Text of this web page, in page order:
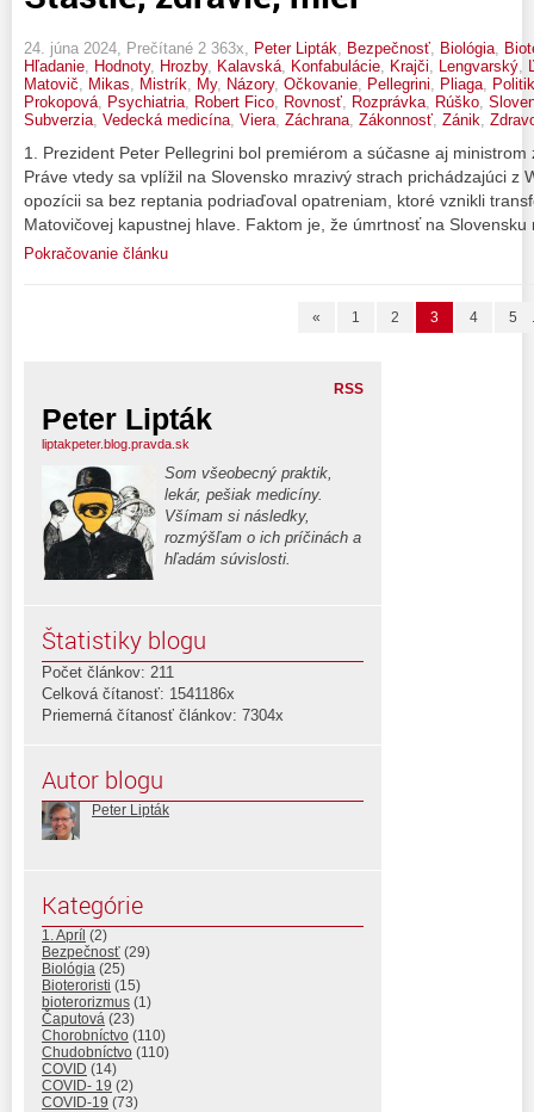
24. júna 2024, Prečítané 2 363x, Peter Lipták, Bezpečnosť, Biológia,
Hľadanie, Hodnoty, Hrozby, Kalavská, Konfabulácie, Krajči, Lengvarský,
Matovič, Mikas, Mistrík, My, Názory, Očkovanie, Pellegrini, Pliaga,
Prokopová, Psychiatria, Robert Fico, Rovnosť, Rozprávka, Rúško,
Subverzia, Vedecká medicína, Viera, Záchrana, Zákonnosť, Zánik,
1. Prezident Peter Pellegrini bol premiérom a súčasne aj
Práve vtedy sa vplížil na Slovensko mrazivý strach prichádzajúci z
opozícii sa bez reptania podriaďoval opatreniam, ktoré vznikli
Matovičovej kapustnej hlave. Faktom je, že úmrtnosť na
Pokračovanie článku
« 1 2 3 4 5
RSS
Peter Lipták
liptakpeter.blog.pravda.sk
Som všeobecný praktik,
lekár, pešiak medicíny.
Všímam si následky,
rozmýšľam o ich príčinách a
hľadám súvislosti.
Štatistiky blogu
Počet článkov: 211
Celková čítanosť: 1541186x
Priemerná čítanosť článkov: 7304x
Autor blogu
Peter Lipták
Kategórie
1. Apríl (2)
Bezpečnosť (29)
Biológia (25)
Bioteroristi (15)
bioterorizmus (1)
Čaputová (23)
Chorobníctvo (110)
Chudobníctvo (110)
COVID (14)
COVID- 19 (2)
COVID-19 (73)